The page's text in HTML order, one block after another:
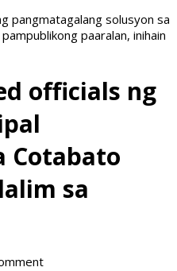
pangmatagalang solusyon sa
paaralan, inihain
officials ng
Cotabato
sa